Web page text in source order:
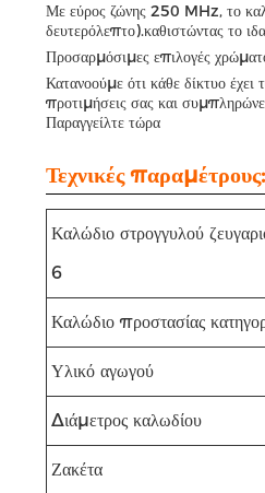
Με εύρος ζώνης 250 MHz, το
δευτερόλεπτο).καθιστώντας το
Προσαρμόσιμες επιλογές
Κατανοούμε ότι κάθε δίκτυο έχει
προτιμήσεις σας και
Παραγγείλτε τώρα
Τεχνικές παραμέτρους:
Καλώδιο στρογγυλού
6
Καλώδιο προστασίας
Υλικό αγωγού
Διάμετρος καλωδίου
Ζακέτα